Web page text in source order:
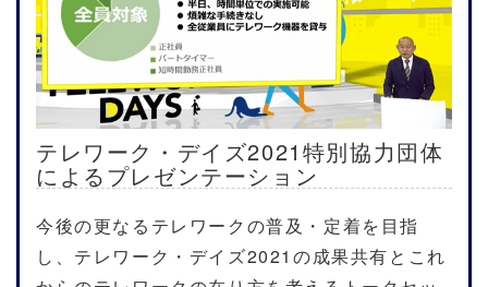
テレワーク・デイズ2021特別協力団体
によるプレゼンテーション
今後の更なるテレワークの普及・定着を目指
し、テレワーク・デイズ2021の成果共有とこれ